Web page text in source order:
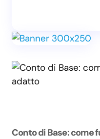
Conto di Base: come